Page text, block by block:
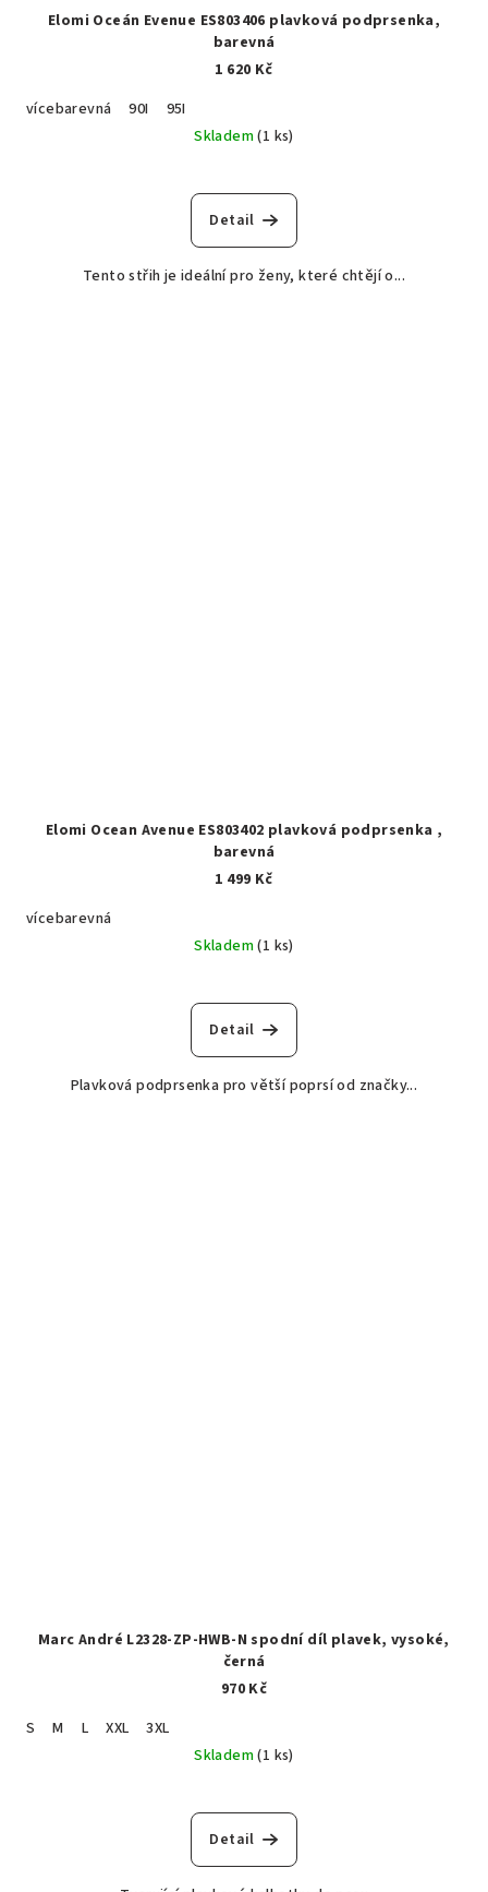
Elomi Oceán Evenue ES803406 plavková podprsenka,
barevná
1 620 Kč
vícebarevná
90I
95I
Skladem(1 ks)
Detail
Tento střih je ideální pro ženy, které chtějí o...
Elomi Ocean Avenue ES803402 plavková podprsenka ,
barevná
1 499 Kč
vícebarevná
Skladem(1 ks)
Detail
Plavková podprsenka pro větší poprsí od značky...
Marc André L2328-ZP-HWB-N spodní díl plavek, vysoké,
černá
970 Kč
S
M L XXL
3XL
Skladem(1 ks)
Detail